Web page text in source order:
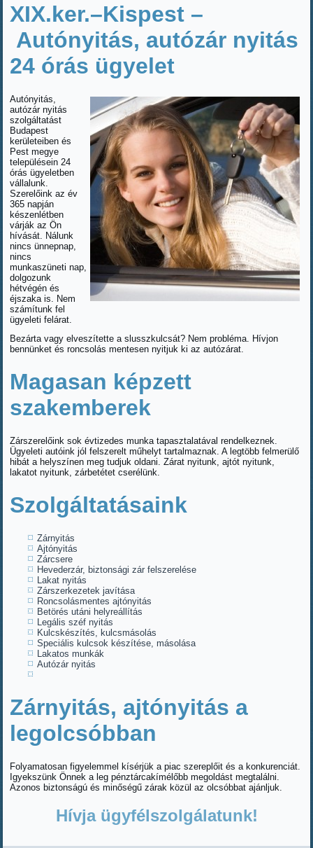
XIX.ker.–Kispest –
Autónyitás, autózár nyitás
24 órás ügyelet
Autónyitás,
autózár nyitás
szolgáltatást
Budapest
kerületeiben és
Pest megye
településein 24
órás ügyeletben
vállalunk.
Szerelőink az év
365 napján
készenlétben
várják az Ön
hívását. Nálunk
nincs ünnepnap,
nincs
munkaszüneti nap,
dolgozunk
hétvégén és
éjszaka is. Nem
számítunk fel
ügyeleti felárat.
Bezárta vagy elveszítette a slusszkulcsát? Nem probléma. Hívjon
bennünket és roncsolás mentesen nyitjuk ki az autózárat.
Magasan képzett
szakemberek
Zárszerelőink sok évtizedes munka tapasztalatával rendelkeznek.
Ügyeleti autóink jól felszerelt műhelyt tartalmaznak. A legtöbb felmerülő
hibát a helyszínen meg tudjuk oldani. Zárat nyitunk, ajtót nyitunk,
lakatot nyitunk, zárbetétet cserélünk.
Szolgáltatásaink
Zárnyitás
Ajtónyitás
Zárcsere
Hevederzár, biztonsági zár felszerelése
Lakat nyitás
Zárszerkezetek javítása
Roncsolásmentes ajtónyitás
Betörés utáni helyreállítás
Legális széf nyitás
Kulcskészítés, kulcsmásolás
Speciális kulcsok készítése, másolása
Lakatos munkák
Autózár nyitás
Zárnyitás, ajtónyitás a
legolcsóbban
Folyamatosan figyelemmel kísérjük a piac szereplőit és a konkurenciát.
Igyekszünk Önnek a leg pénztárcakímélőbb megoldást megtalálni.
Azonos biztonságú és minőségű zárak közül az olcsóbbat ajánljuk.
Hívja ügyfélszolgálatunk!